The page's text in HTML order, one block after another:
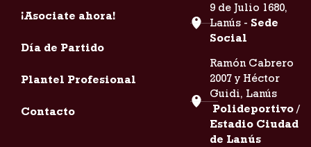
¡Asociate ahora!
Día de Partido
Plantel Profesional
Contacto
9 de Julio 1680,
Lanús - Sede
Social
Ramón Cabrero
2007 y Héctor
Guidi, Lanús
Polideportivo /
Estadio Ciudad
de Lanús